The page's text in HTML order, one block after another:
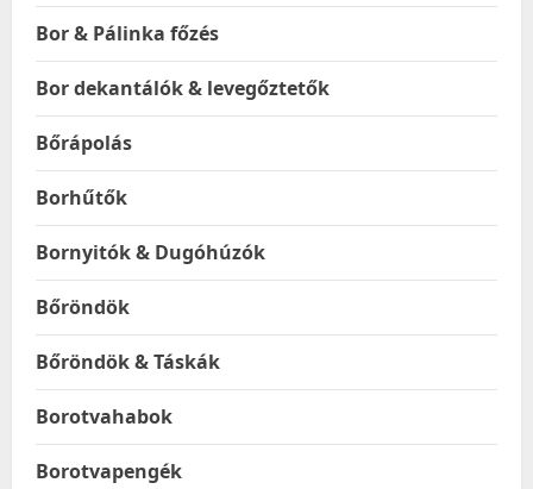
Bor & Pálinka főzés
Bor dekantálók & levegőztetők
Bőrápolás
Borhűtők
Bornyitók & Dugóhúzók
Bőröndök
Bőröndök & Táskák
Borotvahabok
Borotvapengék